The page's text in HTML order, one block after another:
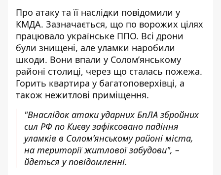
Про атаку та її наслідки повідомили у
КМДА. Зазначається, що по ворожих цілях
працювало українське ППО. Всі дрони
були знищені, але уламки наробили
шкоди. Вони впали у Соломʼянському
районі столиці, через що сталась пожежа.
Горить квартира у багатоповерхівці, а
також нежитлові приміщення.
"Внаслідок атаки ударних БпЛА збройних
сил РФ по Києву зафіксовано падіння
уламків в Солом’янському районі міста,
на території житлової забудови", –
йдеться у повідомленні.